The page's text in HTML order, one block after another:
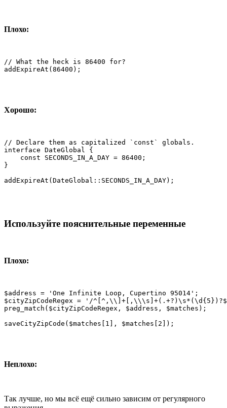
Плохо:
// What the heck is 86400 for?
addExpireAt(86400);
Хорошо:
// Declare them as capitalized `const` globals.
interface DateGlobal {
    const SECONDS_IN_A_DAY = 86400;
}
addExpireAt(DateGlobal::SECONDS_IN_A_DAY);
Используйте пояснительные переменные
Плохо:
$address = 'One Infinite Loop, Cupertino 95014';
$cityZipCodeRegex = '/
preg_match($cityZipCodeRegex, $address, $matches);
saveCityZipCode($matches[1], $matches[2]);
Неплохо:
Так лучше, но мы всё ещё сильно зависим от регулярного